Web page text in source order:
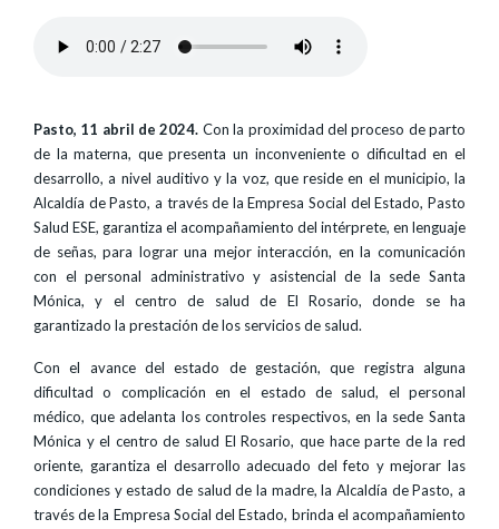
Pasto, 11 abril de 2024. Con la proximidad del proceso de parto
de la materna, que presenta un inconveniente o dificultad en el
desarrollo, a nivel auditivo y la voz, que reside en el municipio, la
Alcaldía de Pasto, a través de la Empresa Social del Estado, Pasto
Salud ESE, garantiza el acompañamiento del intérprete, en lenguaje
de señas, para lograr una mejor interacción, en la comunicación
con el personal administrativo y asistencial de la sede Santa
Mónica, y el centro de salud de El Rosario, donde se ha
garantizado la prestación de los servicios de salud.
Con el avance del estado de gestación, que registra alguna
dificultad o complicación en el estado de salud, el personal
médico, que adelanta los controles respectivos, en la sede Santa
Mónica y el centro de salud El Rosario, que hace parte de la red
oriente, garantiza el desarrollo adecuado del feto y mejorar las
condiciones y estado de salud de la madre, la Alcaldía de Pasto, a
través de la Empresa Social del Estado, brinda el acompañamiento